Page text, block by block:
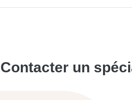
Contacter un